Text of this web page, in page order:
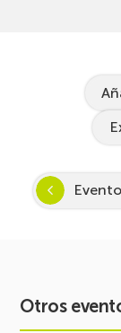
Otros